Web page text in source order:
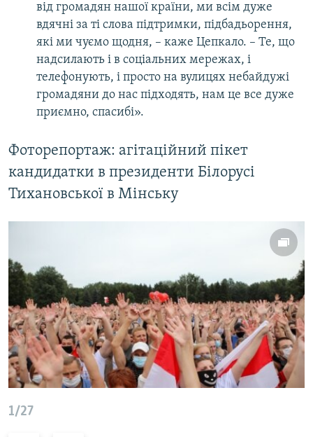
від громадян нашої країни, ми всім дуже
вдячні за ті слова підтримки, підбадьорення,
які ми чуємо щодня, – каже Цепкало. – Те, що
надсилають і в соціальних мережах, і
телефонують, і просто на вулицях небайдужі
громадяни до нас підходять, нам це все дуже
приємно, спасибі».
Фоторепортаж: агітаційний пікет
кандидатки в президенти Білорусі
Тихановської в Мінську
1/27